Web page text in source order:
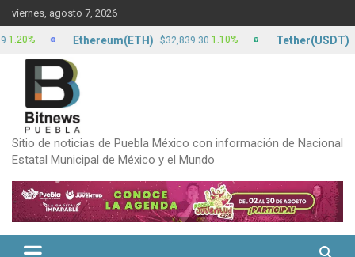
Skip
to
content
viernes, agosto 7, 2026
Sitio de noticias de Puebla México con información de Nacional
Estatal Municipal de México y el Mundo
Ethereum(ETH) $32,839.30 1.10% Tether(USDT)